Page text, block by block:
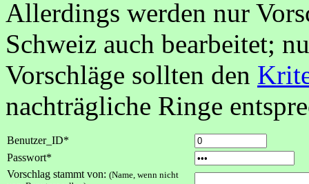
Allerdings werden nur
Schweiz auch bearbeitet;
Vorschläge sollten den
nachträgliche Ringe
Benutzer_ID*
Passwort*
Vorschlag stammt von: (Name, wenn nicht